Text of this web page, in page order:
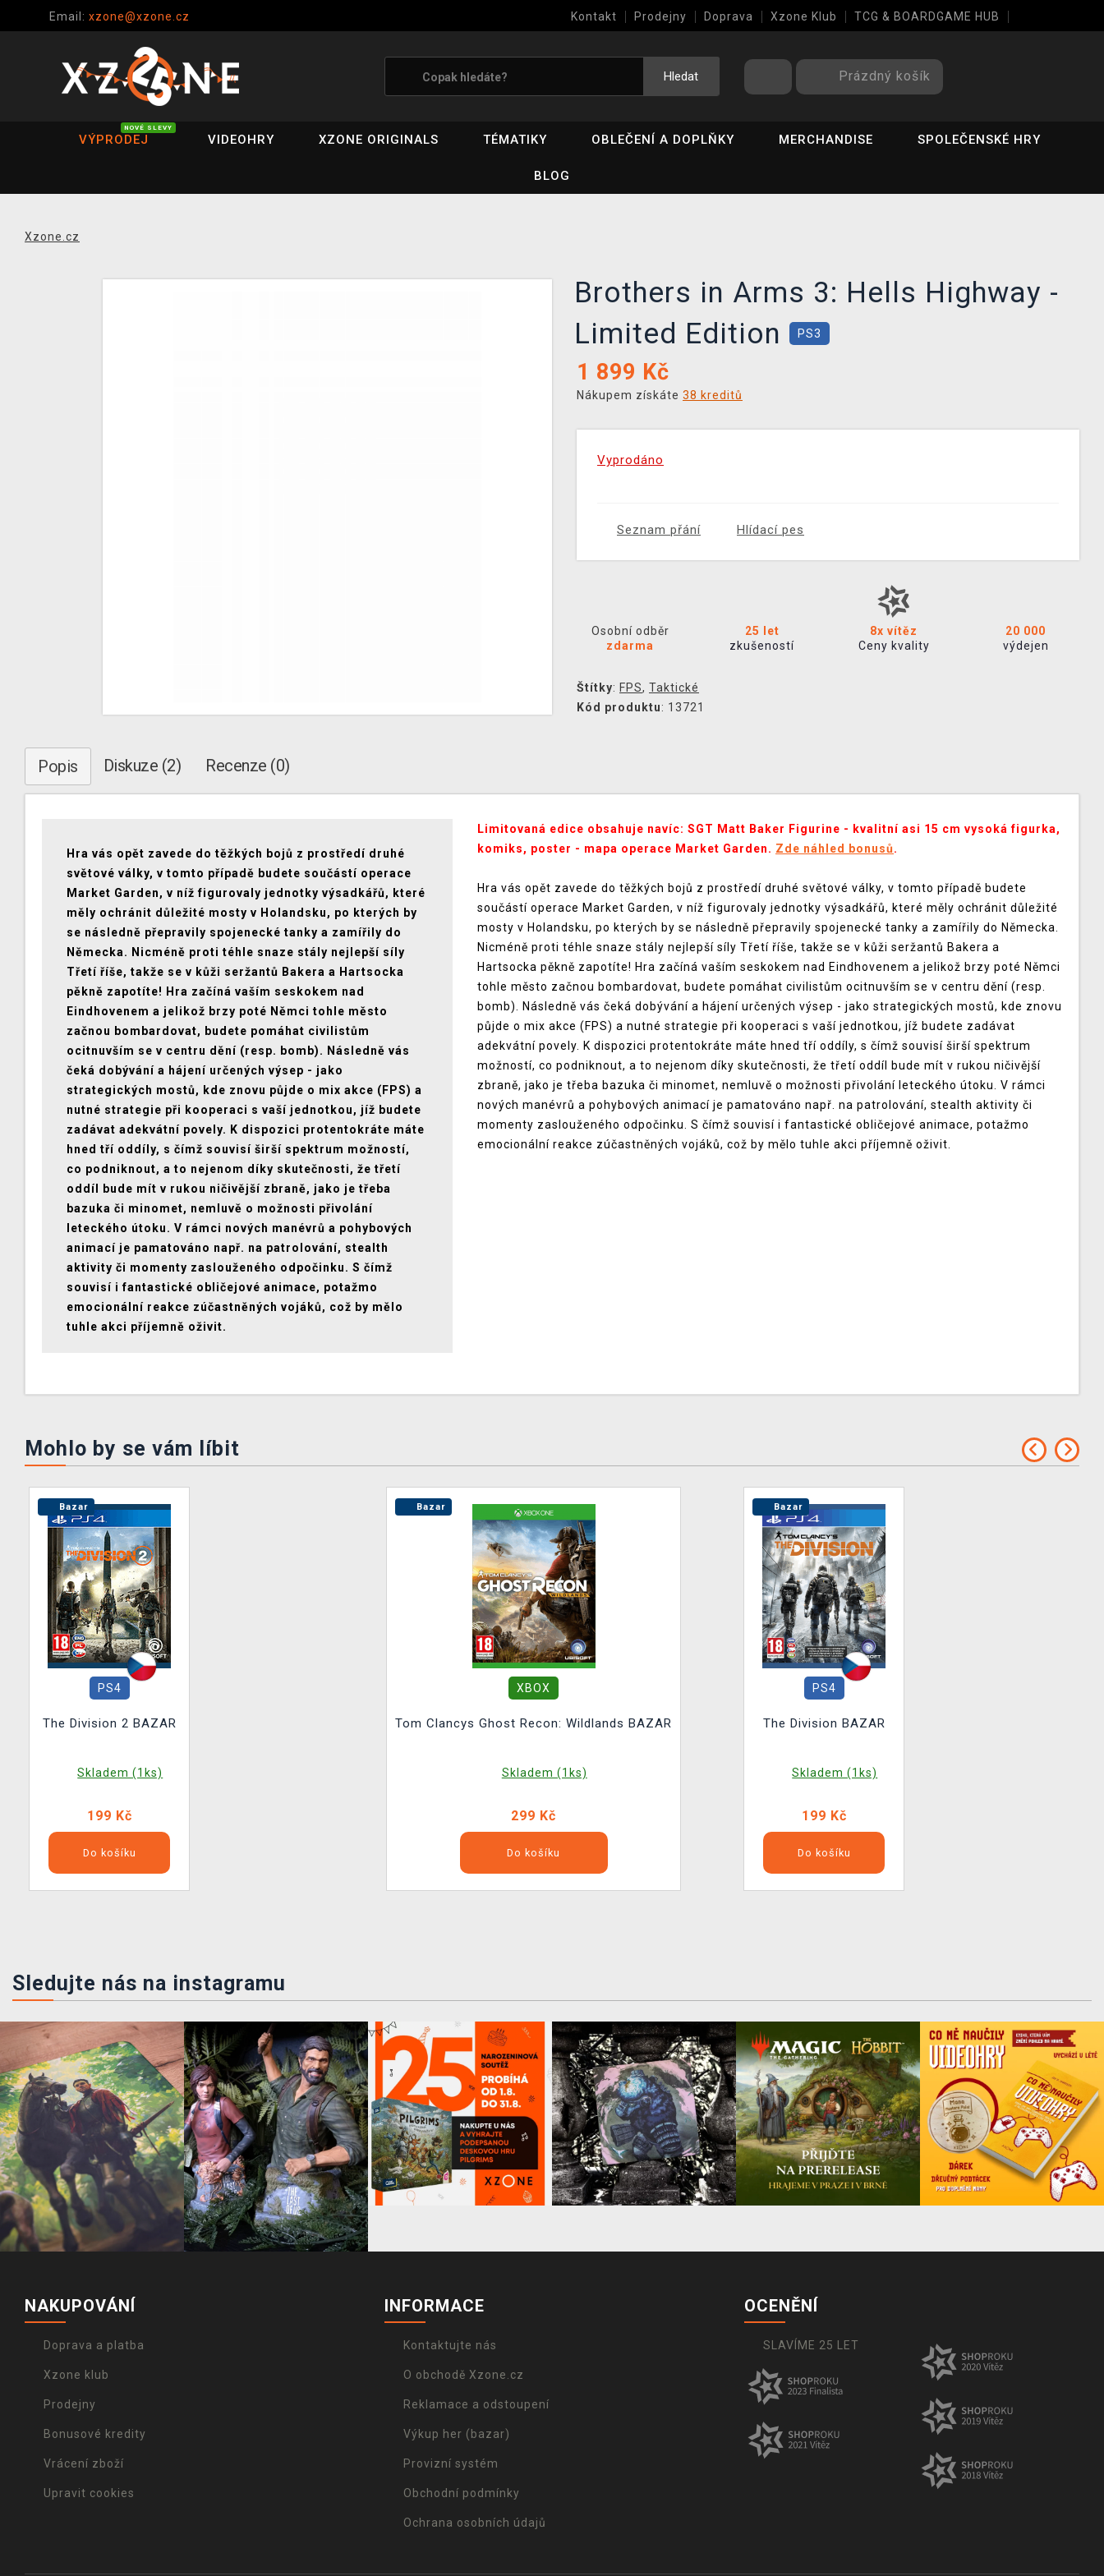
Email: xzone@xzone.cz Kontakt Prodejny Doprava Xzone Klub TCG & BOARDGAME HUB
Hledat Prázdný košík
VÝPRODEJ
NOVÉ SLEVY
VIDEOHRY XZONE ORIGINALS TÉMATIKY OBLEČENÍ A DOPLŇKY MERCHANDISE SPOLEČENSKÉ HRY
BLOG
Xzone.cz
Brothers in Arms 3: Hells Highway -
Limited Edition
PS3
1 899 Kč
Nákupem získáte 38 kreditů
Vyprodáno
Seznam přání Hlídací pes
Osobní odběr
zdarma
25 let
zkušeností
8x vítěz
Ceny kvality
20 000
výdejen
Štítky: FPS, Taktické
Kód produktu: 13721
Popis Diskuze (2) Recenze (0)
Hra vás opět zavede do těžkých bojů z prostředí druhé
světové války, v tomto případě budete součástí operace
Market Garden, v níž figurovaly jednotky výsadkářů, které
měly ochránit důležité mosty v Holandsku, po kterých by
se následně přepravily spojenecké tanky a zamířily do
Německa. Nicméně proti téhle snaze stály nejlepší síly
Třetí říše, takže se v kůži seržantů Bakera a Hartsocka
pěkně zapotíte! Hra začíná vaším seskokem nad
Eindhovenem a jelikož brzy poté Němci tohle město
začnou bombardovat, budete pomáhat civilistům
ocitnuvším se v centru dění (resp. bomb). Následně vás
čeká dobývání a hájení určených výsep - jako
strategických mostů, kde znovu půjde o mix akce (FPS) a
nutné strategie při kooperaci s vaší jednotkou, jíž budete
zadávat adekvátní povely. K dispozici protentokráte máte
hned tří oddíly, s čímž souvisí širší spektrum možností,
co podniknout, a to nejenom díky skutečnosti, že třetí
oddíl bude mít v rukou ničivější zbraně, jako je třeba
bazuka či minomet, nemluvě o možnosti přivolání
leteckého útoku. V rámci nových manévrů a pohybových
animací je pamatováno např. na patrolování, stealth
aktivity či momenty zaslouženého odpočinku. S čímž
souvisí i fantastické obličejové animace, potažmo
emocionální reakce zúčastněných vojáků, což by mělo
tuhle akci příjemně oživit.
Limitovaná edice obsahuje navíc: SGT Matt Baker Figurine - kvalitní asi 15 cm vysoká figurka,
komiks, poster - mapa operace Market Garden. Zde náhled bonusů.
Hra vás opět zavede do těžkých bojů z prostředí druhé světové války, v tomto případě budete
součástí operace Market Garden, v níž figurovaly jednotky výsadkářů, které měly ochránit důležité
mosty v Holandsku, po kterých by se následně přepravily spojenecké tanky a zamířily do Německa.
Nicméně proti téhle snaze stály nejlepší síly Třetí říše, takže se v kůži seržantů Bakera a
Hartsocka pěkně zapotíte! Hra začíná vaším seskokem nad Eindhovenem a jelikož brzy poté Němci
tohle město začnou bombardovat, budete pomáhat civilistům ocitnuvším se v centru dění (resp.
bomb). Následně vás čeká dobývání a hájení určených výsep - jako strategických mostů, kde znovu
půjde o mix akce (FPS) a nutné strategie při kooperaci s vaší jednotkou, jíž budete zadávat
adekvátní povely. K dispozici protentokráte máte hned tří oddíly, s čímž souvisí širší spektrum
možností, co podniknout, a to nejenom díky skutečnosti, že třetí oddíl bude mít v rukou ničivější
zbraně, jako je třeba bazuka či minomet, nemluvě o možnosti přivolání leteckého útoku. V rámci
nových manévrů a pohybových animací je pamatováno např. na patrolování, stealth aktivity či
momenty zaslouženého odpočinku. S čímž souvisí i fantastické obličejové animace, potažmo
emocionální reakce zúčastněných vojáků, což by mělo tuhle akci příjemně oživit.
Mohlo by se vám líbit
Bazar
PS4
The Division 2 BAZAR
Skladem (1ks)
199 Kč
Do košíku
Bazar
XBOX
Tom Clancys Ghost Recon: Wildlands BAZAR
Skladem (1ks)
299 Kč
Do košíku
Bazar
PS4
The Division BAZAR
Skladem (1ks)
199 Kč
Do košíku
Sledujte nás na instagramu
NAKUPOVÁNÍ
Doprava a platba
Xzone klub
Prodejny
Bonusové kredity
Vrácení zboží
Upravit cookies
INFORMACE
Kontaktujte nás
O obchodě Xzone.cz
Reklamace a odstoupení
Výkup her (bazar)
Provizní systém
Obchodní podmínky
Ochrana osobních údajů
OCENĚNÍ
SLAVÍME 25 LET